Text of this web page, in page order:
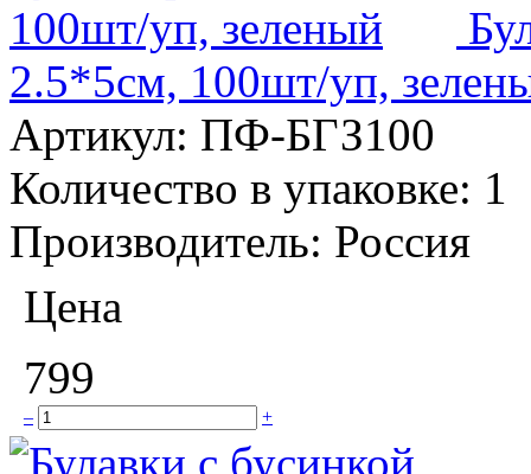
2.5*5см, 100шт/уп,
Артикул: ПФ-БГЗ100
Количество в упаковке: 1
Производитель: Россия
Цена
799
– +